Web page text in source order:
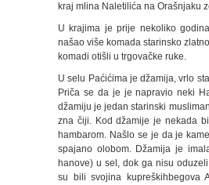
kraj mlina Naletilića na Orašnjaku
U krajima je prije nekoliko
našao više komada starinsko
komadi otišli u trgovačke ruke.
U selu Paćićima je džamija, vrlo
Priča se da je je napravio neki
džamiju je jedan starinski
zna čiji. Kod džamije je nekada
hambarom. Našlo se je da je
spajano olobom. Džamija je
hanove) u sel, dok ga nisu
su bili svojina kupreškihbegova